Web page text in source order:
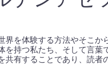
界を体験する方法やそこ
を持つ私たち、そして言
共有することであり、読